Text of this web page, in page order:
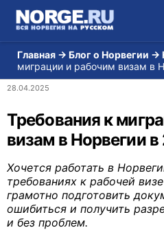
Главная → Блог о Норвегии →
миграции и рабочим визам в
28.04.2025
Требования к
визам в Норвегии
Хочется работать в
требованиях к рабочей
грамотно подготовить
ошибиться и получить
и без проблем.